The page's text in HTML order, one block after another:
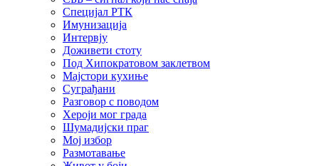
Специјал РТК
Имунизација
Интервју
Доживети стоту
Под Хипократовом заклетвом
Мајстори кухиње
Суграђани
Разговор с поводом
Хероји мог града
Шумадијски праг
Мој избор
Размотавање